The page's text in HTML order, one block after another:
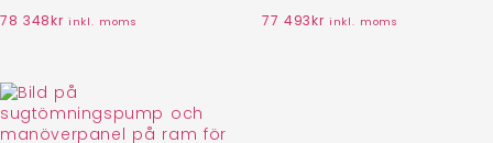
78 348kr inkl. moms 77 493kr inkl. moms